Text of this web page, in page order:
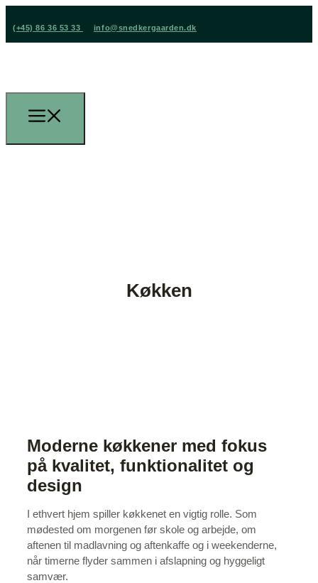
(+45) 86 36 53 33 info@snedkergaarden.dk
Køkken
Moderne køkkener med fokus
på kvalitet, funktionalitet og
design
I ethvert hjem spiller køkkenet en vigtig rolle. Som
mødested om morgenen før skole og arbejde, om
aftenen til madlavning og aftenkaffe og i weekenderne,
når timerne flyder sammen i afslapning og hyggeligt
samvær.